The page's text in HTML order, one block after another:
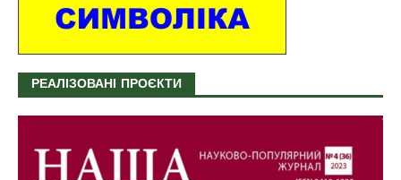
РЕАЛІЗОВАНІ ПРОЄКТИ